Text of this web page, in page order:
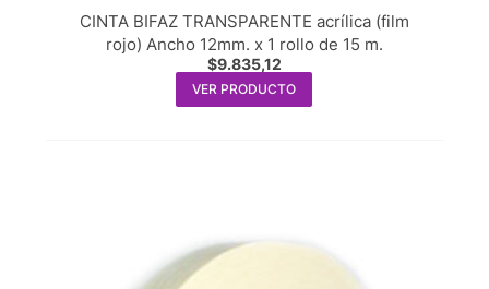
CINTA BIFAZ TRANSPARENTE acrílica (film
rojo) Ancho 12mm. x 1 rollo de 15 m.
$9.835,12
VER PRODUCTO